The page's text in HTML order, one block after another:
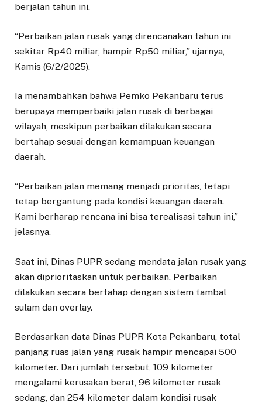
berjalan tahun ini.
“Perbaikan jalan rusak yang direncanakan tahun ini
sekitar Rp40 miliar, hampir Rp50 miliar,” ujarnya,
Kamis (6/2/2025).
Ia menambahkan bahwa Pemko Pekanbaru terus
berupaya memperbaiki jalan rusak di berbagai
wilayah, meskipun perbaikan dilakukan secara
bertahap sesuai dengan kemampuan keuangan
daerah.
“Perbaikan jalan memang menjadi prioritas, tetapi
tetap bergantung pada kondisi keuangan daerah.
Kami berharap rencana ini bisa terealisasi tahun ini,”
jelasnya.
Saat ini, Dinas PUPR sedang mendata jalan rusak yang
akan diprioritaskan untuk perbaikan. Perbaikan
dilakukan secara bertahap dengan sistem tambal
sulam dan overlay.
Berdasarkan data Dinas PUPR Kota Pekanbaru, total
panjang ruas jalan yang rusak hampir mencapai 500
kilometer. Dari jumlah tersebut, 109 kilometer
mengalami kerusakan berat, 96 kilometer rusak
sedang, dan 254 kilometer dalam kondisi rusak